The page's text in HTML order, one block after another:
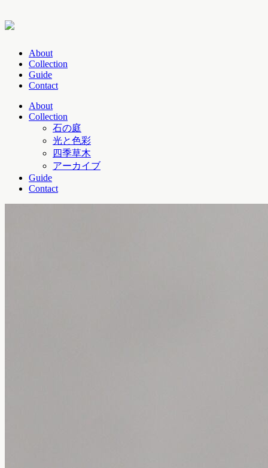
About
Collection
Guide
Contact
About
Collection
石の庭
光と色彩
四季草木
アーカイブ
Guide
Contact